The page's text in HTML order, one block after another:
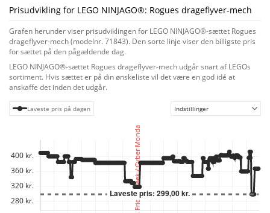
mens dragefiguren har bevægelige vinger, ben, hale, hoved og kæbe samt
et sværd. Der er 4 minifigurer: ninjakrigerne Rogue og Arin og skurkeduoen
Rox og en dragonisk ånde-kriger, der har et banner med en hemmelig
besked, som kun kan læses ved hjælp af Arins klarsyns-klinge. Børn kan
fastgøre kamprobotterne fra Kais Storm Rider-mech (71830) og Kais
robotkværn EVO (71783) (sælges separat) på ryggen af sættets dragefigur.
Legesættet kan skabes ved hjælp af LEGO® Builder appen, som guider dig
og dit barn på et byggeeventyr. Sættet indeholder 584 elementer.
Prisudvikling for LEGO NINJAGO®: Rogues drageflyver-mech
Grafen herunder viser prisudviklingen for LEGO NINJAGO®-sættet Rogues
drageflyver-mech (modelnr. 71843). Den sorte linje viser den billigste pris
for sættet på den pågældende dag.
LEGO NINJAGO®-sættet Rogues drageflyver-mech udgår snart af LEGOs
sortiment. Hvis sættet er på din ønskeliste vil det være en god idé at
anskaffe det inden det udgår.
Laveste pris på dagen Indstillinger